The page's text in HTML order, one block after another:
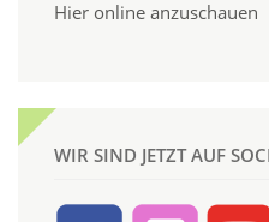
Hier online anzuschauen
WIR SIND JETZT AUF